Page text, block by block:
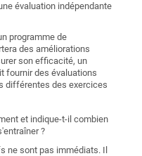
évaluation indépendante
programme de
des améliorations
son efficacité, un
fournir des évaluations
différentes des exercices
et indique-t-il combien
?
ne sont pas immédiats. Il